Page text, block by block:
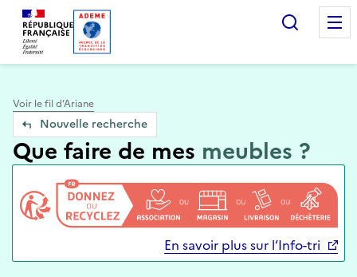
Accueil — Que Faire de mes objets & déchets
Voir le fil d’Ariane
Nouvelle recherche
Que faire de mes meubles ?
En savoir plus sur l’Info-tri